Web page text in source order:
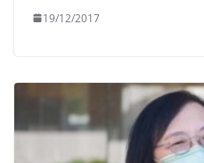
19/12/2017